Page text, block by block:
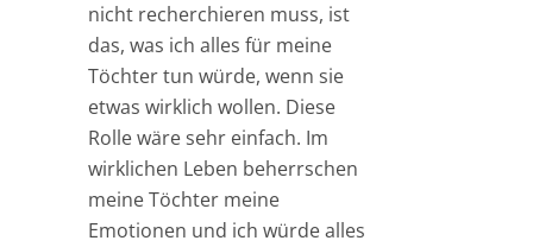
nicht recherchieren muss, ist
das, was ich alles für meine
Töchter tun würde, wenn sie
etwas wirklich wollen. Diese
Rolle wäre sehr einfach. Im
wirklichen Leben beherrschen
meine Töchter meine
Emotionen und ich würde alles